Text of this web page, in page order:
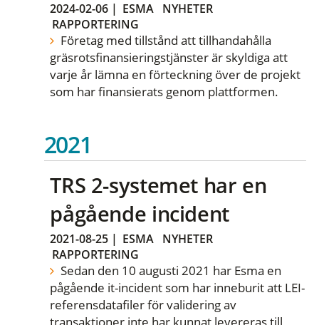
2024-02-06 | ESMA NYHETER
RAPPORTERING
Företag med tillstånd att tillhandahålla
gräsrotsfinansieringstjänster är skyldiga att
varje år lämna en förteckning över de projekt
som har finansierats genom plattformen.
2021
TRS 2-systemet har en
pågående incident
2021-08-25 | ESMA NYHETER
RAPPORTERING
Sedan den 10 augusti 2021 har Esma en
pågående it-incident som har inneburit att LEI-
referensdatafiler för validering av
transaktioner inte har kunnat levereras till